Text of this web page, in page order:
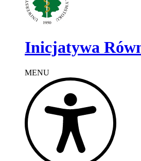
Inicjatywa
MENU